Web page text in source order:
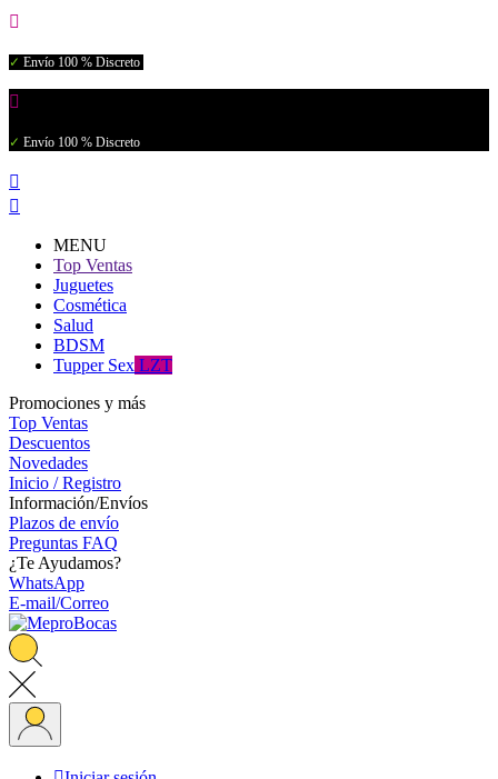

✓ Envío 100 % Discreto

✓ Envío 100 % Discreto


MENU
Top Ventas
Juguetes
Cosmética
Salud
BDSM
Tupper Sex LZT
Promociones y más
Top Ventas
Descuentos
Novedades
Inicio / Registro
Información/Envíos
Plazos de envío
Preguntas FAQ
¿Te Ayudamos?
WhatsApp
E-mail/Correo